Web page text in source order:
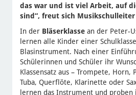
das war und ist viel Arbeit, auf
sind“, freut sich Musikschulleiter
In der Bläserklassean der Peter-
lernen alle Kinder einer
Blasinstrument. Nach einer
Schülerinnen und Schüler ihr
Klassensatz aus – Trompete, Horn,
Tuba, Querflöte, Klarinette oder
lernen das Instrument und proben